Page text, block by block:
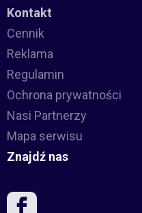
Kontakt
Cennik
Reklama
Regulamin
Ochrona prywatności
Nasi Partnerzy
Mapa serwisu
Znajdź nas